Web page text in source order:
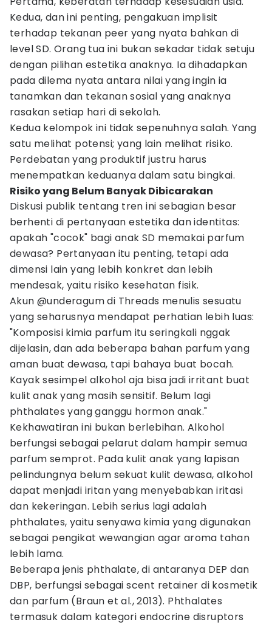
Kedua, dan ini penting, pengakuan implisit
terhadap tekanan peer yang nyata bahkan di
level SD. Orang tua ini bukan sekadar tidak setuju
dengan pilihan estetika anaknya. Ia dihadapkan
pada dilema nyata antara nilai yang ingin ia
tanamkan dan tekanan sosial yang anaknya
rasakan setiap hari di sekolah.
Kedua kelompok ini tidak sepenuhnya salah. Yang
satu melihat potensi; yang lain melihat risiko.
Perdebatan yang produktif justru harus
menempatkan keduanya dalam satu bingkai.
Risiko yang Belum Banyak Dibicarakan
Diskusi publik tentang tren ini sebagian besar
berhenti di pertanyaan estetika dan identitas:
apakah "cocok" bagi anak SD memakai parfum
dewasa? Pertanyaan itu penting, tetapi ada
dimensi lain yang lebih konkret dan lebih
mendesak, yaitu risiko kesehatan fisik.
Akun @underagum di Threads menulis sesuatu
yang seharusnya mendapat perhatian lebih luas:
"Komposisi kimia parfum itu seringkali nggak
dijelasin, dan ada beberapa bahan parfum yang
aman buat dewasa, tapi bahaya buat bocah.
Kayak sesimpel alkohol aja bisa jadi irritant buat
kulit anak yang masih sensitif. Belum lagi
phthalates yang ganggu hormon anak."
Kekhawatiran ini bukan berlebihan. Alkohol
berfungsi sebagai pelarut dalam hampir semua
parfum semprot. Pada kulit anak yang lapisan
pelindungnya belum sekuat kulit dewasa, alkohol
dapat menjadi iritan yang menyebabkan iritasi
dan kekeringan. Lebih serius lagi adalah
phthalates, yaitu senyawa kimia yang digunakan
sebagai pengikat wewangian agar aroma tahan
lebih lama.
Beberapa jenis phthalate, di antaranya DEP dan
DBP, berfungsi sebagai scent retainer di kosmetik
dan parfum (Braun et al., 2013). Phthalates
termasuk dalam kategori endocrine disruptors